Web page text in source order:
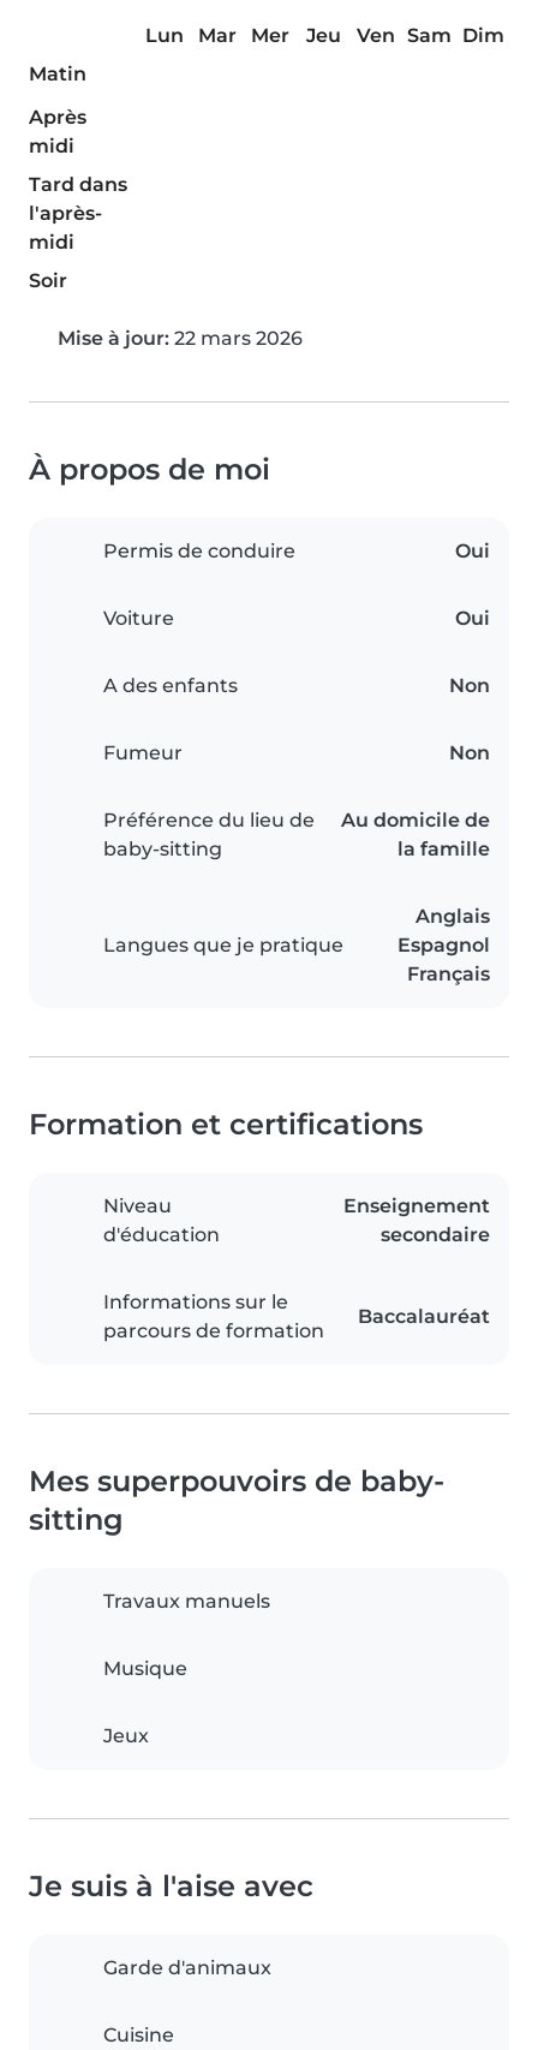
Lun Mar Mer Jeu Ven Sam Dim
Matin
Après
midi
Tard dans
l'après-
midi
Soir
Mise à jour: 22 mars 2026
À propos de moi
Permis de conduire Oui
Voiture Oui
A des enfants Non
Fumeur Non
Préférence du lieu de
baby-sitting
Au domicile de
la famille
Langues que je pratique
Anglais
Espagnol
Français
Formation et certifications
Niveau
d'éducation
Enseignement
secondaire
Informations sur le
parcours de formation
Baccalauréat
Mes superpouvoirs de baby-
sitting
Travaux manuels
Musique
Jeux
Je suis à l'aise avec
Garde d'animaux
Cuisine